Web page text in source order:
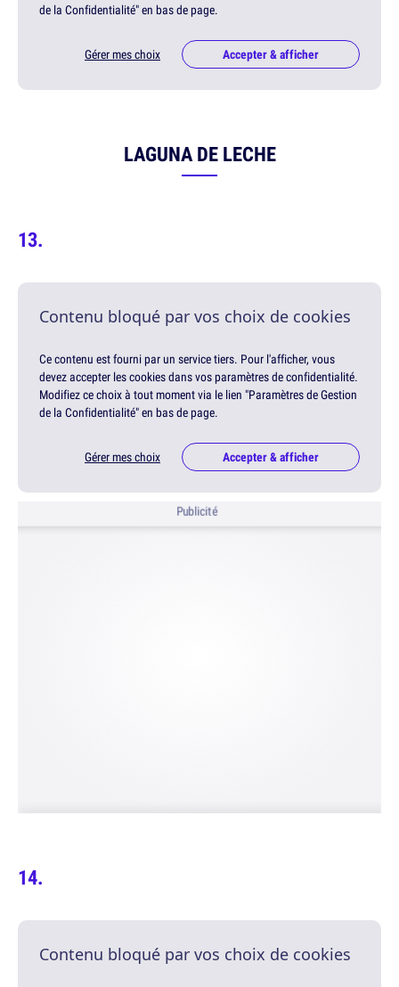
de la Confidentialité" en bas de page.
Gérer mes choix Accepter & afficher
LAGUNA DE LECHE
Contenu bloqué par vos choix de cookies
Ce contenu est fourni par un service tiers. Pour l'afficher, vous
devez accepter les cookies dans vos paramètres de confidentialité.
Modifiez ce choix à tout moment via le lien "Paramètres de Gestion
de la Confidentialité" en bas de page.
Gérer mes choix Accepter & afficher
Publicité
Contenu bloqué par vos choix de cookies